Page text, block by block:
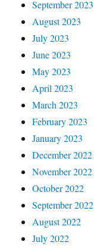
September 2023
August 2023
July 2023
June 2023
May 2023
April 2023
March 2023
February 2023
January 2023
December 2022
November 2022
October 2022
September 2022
August 2022
July 2022